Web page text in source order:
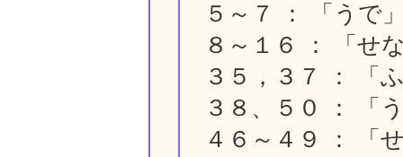
５～７ ： 「うで
８～１６ ： 「せ
３５，３７ ： 「
３８、５０ ： 「
４６～４９ ： 「